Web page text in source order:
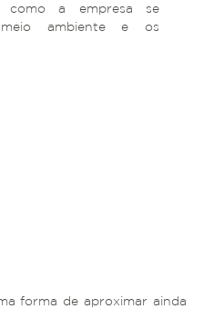
como a empresa se
ambiente e os
forma de aproximar ainda